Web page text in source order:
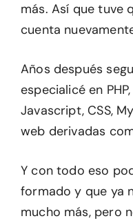
más. Así que tuve
cuenta
Años después
especialicé en
Javascript, CSS,
web derivadas
Y con todo eso
formado y que ya
mucho más, pero